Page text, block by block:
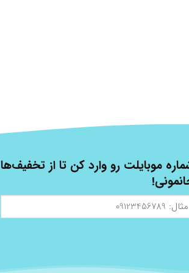
موبایلت رو وارد کن تا از تخفیف‌ها
مثال: